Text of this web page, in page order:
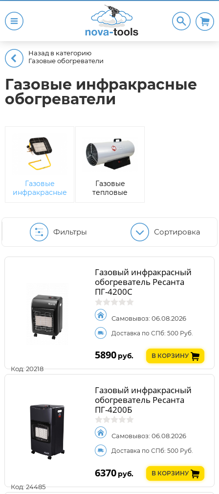
Назад в категорию
Газовые обогреватели
Газовые инфракрасные
обогреватели
Газовые
инфракрасные
Газовые
тепловые
Фильтры Сортировка
Код: 20218
Газовый инфракрасный
обогреватель Ресанта
ПГ-4200С
Самовывоз: 06.08.2026
Доставка по СПб: 500 Руб.
5890 руб. В КОРЗИНУ
Код: 24485
Газовый инфракрасный
обогреватель Ресанта
ПГ-4200Б
Самовывоз: 06.08.2026
Доставка по СПб: 500 Руб.
6370 руб. В КОРЗИНУ